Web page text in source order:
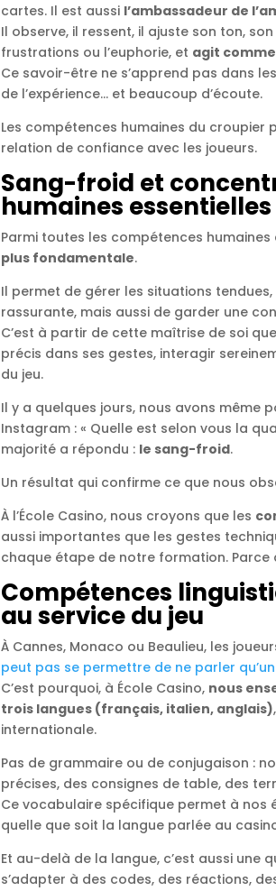
cartes. Il est aussi l’ambassadeur de
Il observe, il ressent, il ajuste son ton,
frustrations ou l’euphorie, et agit
Ce savoir-être ne s’apprend pas dans
de l’expérience… et beaucoup d’écoute.
Les compétences humaines du
relation de confiance avec les joueurs.
Sang-froid et
humaines essentielles
Parmi toutes les compétences humaines
plus fondamentale.
Il permet de gérer les situations
rassurante, mais aussi de garder une
C’est à partir de cette maîtrise de soi
précis dans ses gestes, interagir
du jeu.
Il y a quelques jours, nous avons même
Instagram : « Quelle est selon vous la
majorité a répondu : le sang-froid.
Un résultat qui confirme ce que nous
À l’École Casino, nous croyons que les
aussi importantes que les gestes
chaque étape de notre formation. Parce
Compétences
au service du jeu
À Cannes, Monaco ou Beaulieu, les
peut pas se permettre de ne parler
C’est pourquoi, à École Casino, nous
trois langues (français, italien, anglais)
internationale.
Pas de grammaire ou de conjugaison :
précises, des consignes de table, des
Ce vocabulaire spécifique permet à nos
quelle que soit la langue parlée au
Et au-delà de la langue, c’est aussi une
s’adapter à des codes, des réactions,